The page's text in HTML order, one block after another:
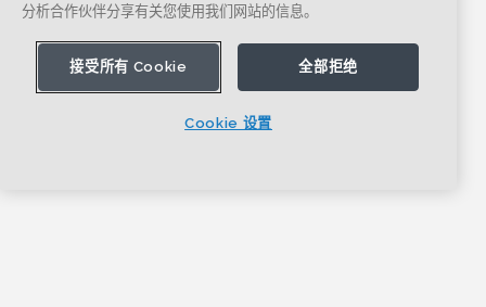
分析合作伙伴分享有关您使用我们网站的信息。
接受所有 Cookie 全部拒绝
Cookie 设置